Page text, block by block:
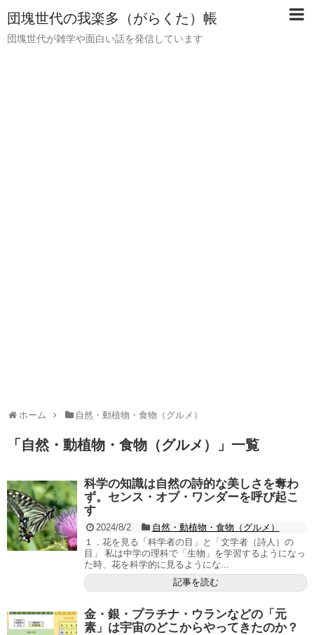
団塊世代の我楽多（がらくた）帳
団塊世代が雑学や面白い話を発信しています
ホーム 自然・動植物・食物（グルメ）
「 自然・動植物・食物（グルメ） 」 一覧
科学の知識は自然の詩的な美しさを奪わ
ず。センス・オブ・ワンダーを呼び起こ
す
2024/8/2
自然・動植物・食物（グルメ）
１．花を見る「科学者の目」と「文学者（詩人）の
目」 私は中学の理科で「生物」を学習するようになっ
た時、花を科学的に見るようにな...
記事を読む
金・銀・プラチナ・ウランなどの「元
素」は宇宙のどこからやってきたのか？